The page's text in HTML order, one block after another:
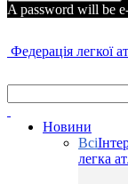
A password will be
Федерація легкої
Новини
Всі
легка